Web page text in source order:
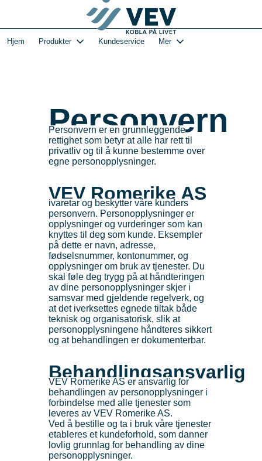
hovedinnhold
1-VEVs Hjemmeside og kundeportal - Hjem
Hjem Produkter Kundeservice Mer
Personvern
Personvern er en grunnleggende
rettighet som betyr at alle har rett til
privatliv og til å kunne bestemme over
egne personopplysninger.
VEV Romerike AS
ivaretar og beskytter våre kunders
personvern. Personopplysninger er
opplysninger og vurderinger som kan
knyttes til deg som kunde. Eksempler
på dette er navn, adresse,
fødselsnummer, kontonummer, og
opplysninger om bruk av tjenester. Du
skal føle deg trygg på at håndteringen
av dine personopplysninger skjer i
samsvar med gjeldende regelverk, og
at det iverksettes egnede tiltak både
teknisk og organisatorisk, slik at
personopplysningene håndteres sikkert
og at behandlingen er dokumenterbar.
Behandlingsansvarlig
VEV Romerike AS er ansvarlig for
behandlingen av personopplysninger i
forbindelse med alle tjenester som
leveres av VEV Romerike AS.
Ved å bestille og ta i bruk våre tjenester
etableres et kundeforhold, som danner
lovlig grunnlag for behandling av dine
personopplysninger.